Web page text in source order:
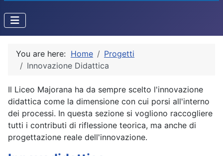
You are here: Home
Progetti
Innovazione Didattica
Il Liceo Majorana ha da sempre scelto l'innovazione
didattica come la dimensione con cui porsi all'interno
dei processi. In questa sezione si vogliono raccogliere
tutti i contributi di riflessione teorica, ma anche di
progettazione reale dell'innovazione.